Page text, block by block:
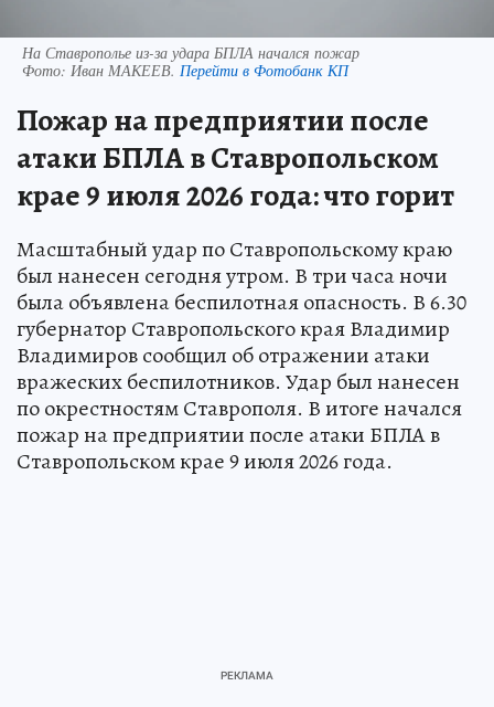
На Ставрополье из-за удара БПЛА начался пожар
Фото: Иван МАКЕЕВ. Перейти в Фотобанк КП
Пожар на предприятии после
атаки БПЛА в Ставропольском
крае 9 июля 2026 года: что горит
Масштабный удар по Ставропольскому краю
был нанесен сегодня утром. В три часа ночи
была объявлена беспилотная опасность. В 6.30
губернатор Ставропольского края Владимир
Владимиров сообщил об отражении атаки
вражеских беспилотников. Удар был нанесен
по окрестностям Ставрополя. В итоге начался
пожар на предприятии после атаки БПЛА в
Ставропольском крае 9 июля 2026 года.